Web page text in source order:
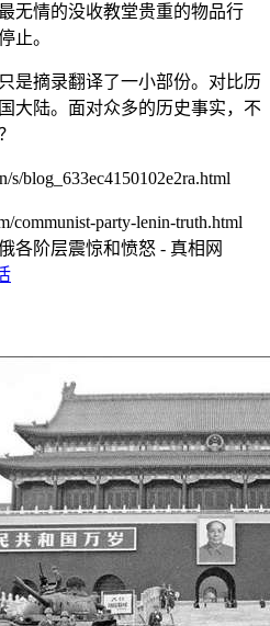
无情的没收教堂贵重的物品行
止。
是摘录翻译了一小部份。对比历
大陆。面对众多的历史事实，不
s/blog_633ec4150102e2ra.html
communist-party-lenin-truth.html
各阶层震惊和愤怒 - 真相网